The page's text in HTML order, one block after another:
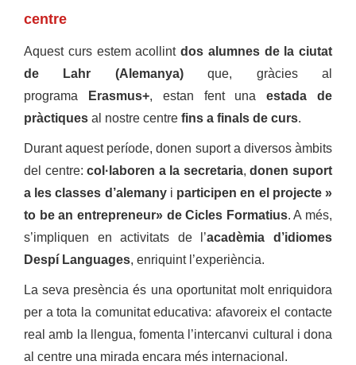
centre
Aquest curs estem acollint dos alumnes de la ciutat
de Lahr (Alemanya)que, gràcies al
programa
Erasmus+, estan fent unaestada de
pràctiques al nostre centre fins a finals de curs.
Durant aquest període, donen suport a diversos àmbits
del centre:col·laboren a la secretaria,donen suport
a les classes d’alemanyi participen en el projecte »
to be an entrepreneur» de Cicles Formatius. A més,
s’impliquen en activitats de l’acadèmia d’idiomes
Despí Languages, enriquint l’experiència.
La seva presència és una oportunitat molt enriquidora
per a tota la comunitat educativa: afavoreix el contacte
real amb la llengua, fomenta l’intercanvi cultural i dona
al centre una mirada encara més internacional.